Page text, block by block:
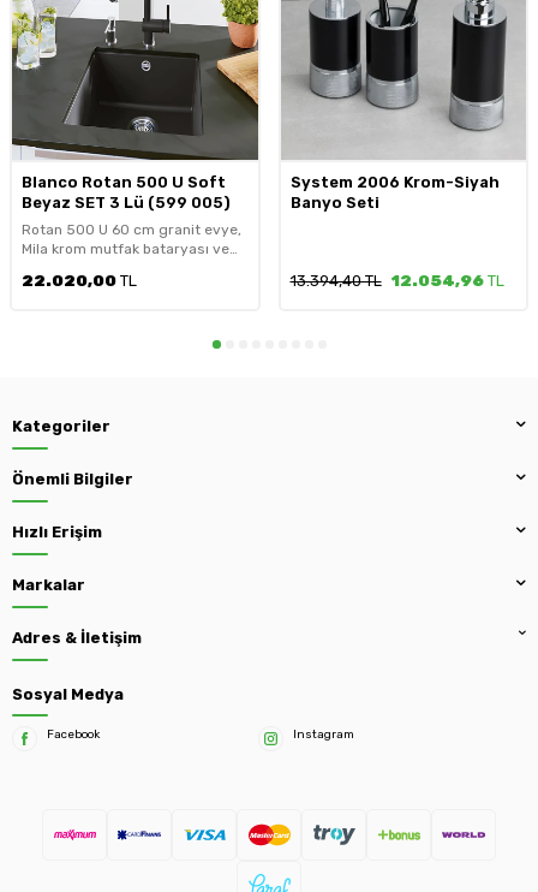
Blanco Rotan 500 U Soft
Beyaz SET 3 Lü (599 005)
Rotan 500 U 60 cm granit evye,
Mila krom mutfak bataryası ve
renk seçeneği: beyaz, volkan gri,
22.020,00 TL
System 2006 Krom-Siyah
Banyo Seti
13.394,40 TL 12.054,96TL
Kategoriler
Önemli Bilgiler
Hızlı Erişim
Markalar
Adres & İletişim
Sosyal Medya
Facebook Instagram